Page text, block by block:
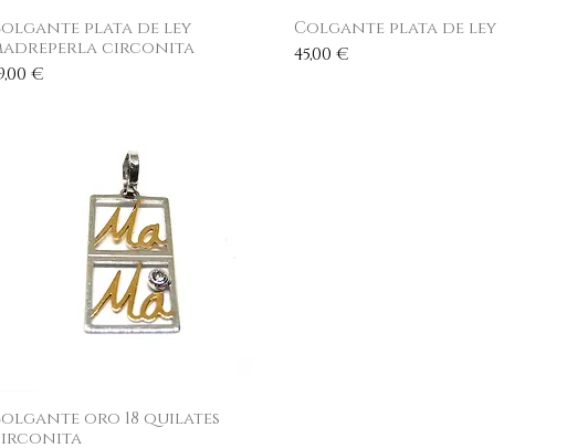
Vista rápida
plata de ley
circonita
€
Vista rápida
Colgante plata de ley
Precio
45,00 €
Vista rápida
oro 18 quilates